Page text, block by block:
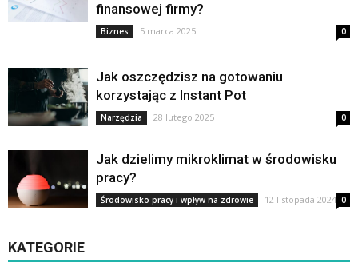
finansowej firmy?
Biznes 5 marca 2025 0
Jak oszczędzisz na gotowaniu
korzystając z Instant Pot
Narzędzia 28 lutego 2025 0
Jak dzielimy mikroklimat w środowisku
pracy?
Środowisko pracy i wpływ na zdrowie 12 listopada 2024 0
KATEGORIE